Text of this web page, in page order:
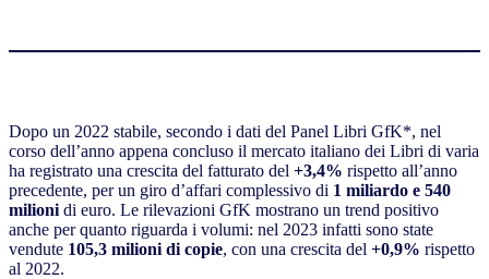
Dopo un 2022 stabile, secondo i dati del Panel Libri GfK*, nel
corso dell’anno appena concluso il mercato italiano dei Libri di varia
ha registrato una crescita del fatturato del +3,4% rispetto all’anno
precedente, per un giro d’affari complessivo di 1 miliardo e 540
milioni di euro. Le rilevazioni GfK mostrano un trend positivo
anche per quanto riguarda i volumi: nel 2023 infatti sono state
vendute 105,3 milioni di copie, con una crescita del +0,9% rispetto
al 2022.